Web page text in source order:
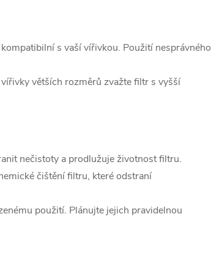
s vaší vířivkou. Použití nesprávného
větších rozměrů zvažte filtr s vyšší
nečistoty a prodlužuje životnost filtru.
čištění filtru, které odstraní
použití. Plánujte jejich pravidelnou